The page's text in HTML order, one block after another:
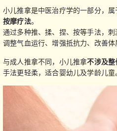
小儿推拿是中医治疗学的一部分，属
按摩疗法。
通过多种推、揉、捏、按等手法，
调整气血运行、增强抵抗力、改善体
与成人推拿不同，小儿推拿不涉及
手法更轻柔，适合婴幼儿及学龄儿童。